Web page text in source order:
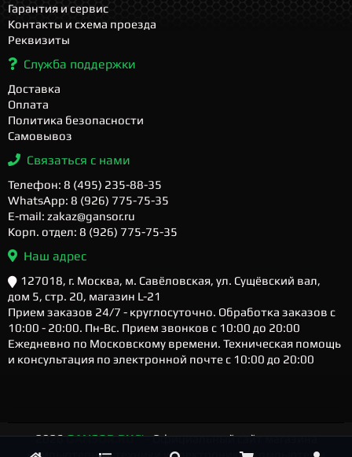
Гарантия и сервис
Контакты и схема проезда
Реквизиты
Служба поддержки
Доставка
Оплата
Политика безопасности
Самовывоз
Связаться с нами
Телефон: 8 (495) 235-88-35
WhatsApp: 8 (926) 775-75-35
E-mail: zakaz@gansor.ru
Корп. отдел: 8 (926) 775-75-35
Наш адрес
127018, г. Москва, м. Савёловская, ул. Сущёвский вал,
дом 5, стр. 20, магазин L-21
Прием заказов 24/7 - круглосуточно. Обработка заказов с
10:00 - 20:00. Пн-Вс. Прием звонков с 10:00 до 20:00
Ежедневно по Московскому времени. Техническая помощь
и консультация по электронной почте с 10:00 до 20:00
2026GANSOR.RU ™- Официальный сайт магазина
компьютерной техники и электроники. Компьютеры